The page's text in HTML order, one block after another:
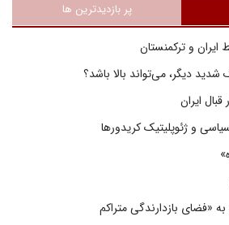
پر بازدیدترین ها
ایران و ترکمنستان
دیگر، می‌تواند بالا باشد؟
ایران
و ژئوپلیتیک کریدورها
«فضای بازدارندگی متراکم